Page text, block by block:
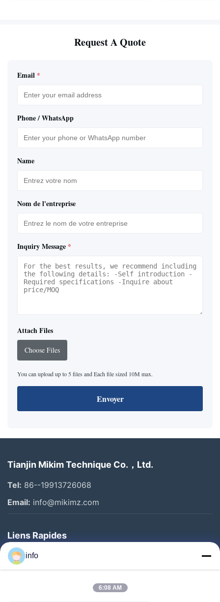
Request A Quote
Email *
Phone / WhatsApp
Name
Nom de l'entreprise
Inquiry Message *
Attach Files
Choose Files
You can upload up to 5 files and Each file sized 10M max.
Envoyer
Tianjin Mikim Technique Co.，Ltd.
Tel: 86--19913726068
Email: info@mikimz.com
Liens Rapides
Accueil
Produits
Spectacle De Réalité Virtuelle
info
6:08 AM